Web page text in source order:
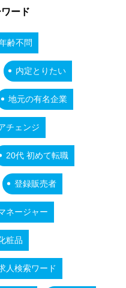
ード
齢不問
内定とりたい
地元の有名企業
チェンジ
20代 初めて転職
登録販売者
ネージャー
粧品
人検索ワード